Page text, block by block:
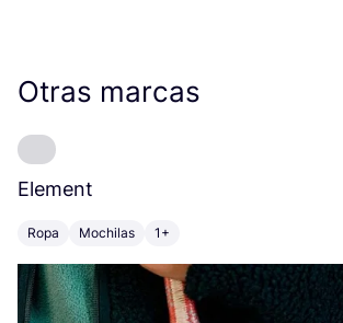
Otras marcas
Element
Ropa Mochilas 1+